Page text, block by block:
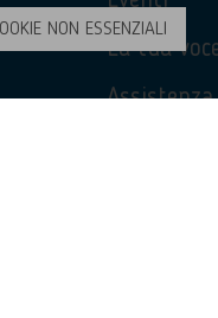
La tua
Assistenza
NON ESSENZIALI